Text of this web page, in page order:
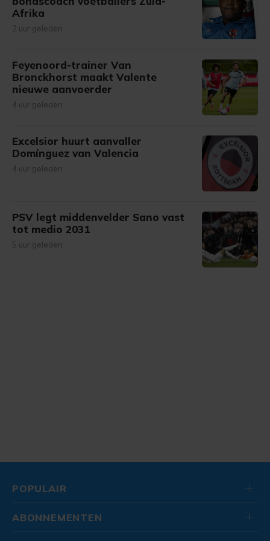
Afrika
2 uur geleden
Feyenoord-trainer Van
Bronckhorst maakt Valente
nieuwe aanvoerder
4 uur geleden
Excelsior huurt aanvaller
Domínguez van Valencia
4 uur geleden
PSV legt middenvelder Sano vast
tot medio 2031
5 uur geleden
POPULAIR
ABONNEMENTEN